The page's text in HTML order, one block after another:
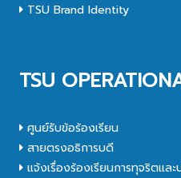
TSU Brand Identity
TSU
ศูนย์รับข้อร้องเรียน
สายตรงอธิการบดี
แจ้งเรื่องร้องเรียนการทุจริตแล